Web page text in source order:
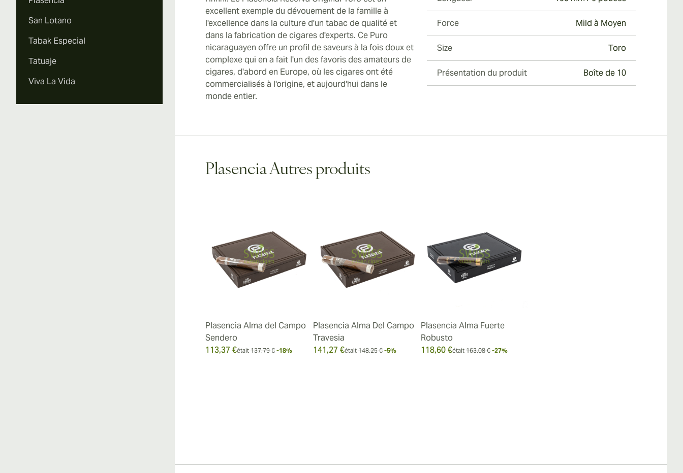
San Lotano
Tabak Especial
Tatuaje
Viva La Vida
excellent exemple du dévouement de la famille à
l'excellence dans la culture d'un tabac de qualité et
dans la fabrication de cigares d'experts. Ce Puro
nicaraguayen offre un profil de saveurs à la fois doux et
complexe qui en a fait l'un des favoris des amateurs de
cigares, d'abord en Europe, où les cigares ont été
commercialisés à l'origine, et aujourd'hui dans le
monde entier.
Force Mild à Moyen
Size Toro
Présentation du produit Boîte de 10
Plasencia Autres produits
Plasencia Alma del Campo
Sendero
113,37 €était 137,79 € -18%
Plasencia Alma Del Campo
Travesia
141,27 €était 148,25 € -5%
Plasencia Alma Fuerte
Robusto
118,60 €était 163,08 € -27%